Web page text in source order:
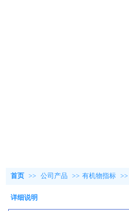
首页 >> 公司产品 >> 有机物指标 >>
详细说明